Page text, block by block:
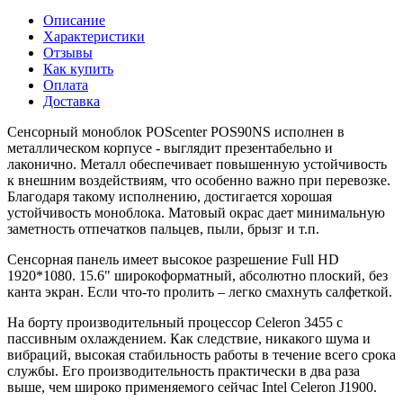
Описание
Характеристики
Отзывы
Как купить
Оплата
Доставка
Сенсорный моноблок POScenter POS90NS исполнен в
металлическом корпусе - выглядит презентабельно и
лаконично. Металл обеспечивает повышенную устойчивость
к внешним воздействиям, что особенно важно при перевозке.
Благодаря такому исполнению, достигается хорошая
устойчивость моноблока. Матовый окрас дает минимальную
заметность отпечатков пальцев, пыли, брызг и т.п.
Сенсорная панель имеет высокое разрешение Full HD
1920*1080. 15.6" широкоформатный, абсолютно плоский, без
канта экран. Если что-то пролить – легко смахнуть салфеткой.
На борту производительный процессор Celeron 3455 с
пассивным охлаждением. Как следствие, никакого шума и
вибраций, высокая стабильность работы в течение всего срока
службы. Его производительность практически в два раза
выше, чем широко применяемого сейчас Intel Celeron J1900.